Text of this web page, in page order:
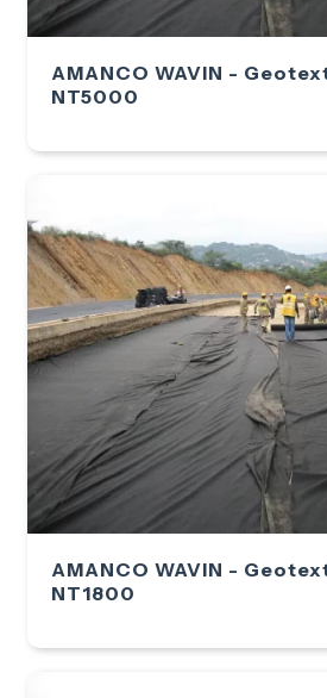
AMANCO WAVIN -
NT5000
AMANCO WAVIN -
NT1800